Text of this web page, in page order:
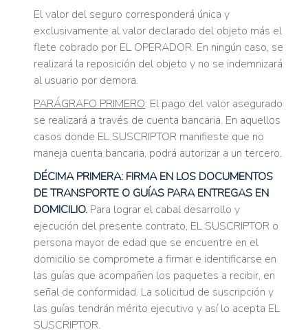
El valor del seguro corresponderá única y
exclusivamente al valor declarado del objeto más el
flete cobrado por EL OPERADOR. En ningún caso, se
realizará la reposición del objeto y no se indemnizará
al usuario por demora.
PARÁGRAFO PRIMERO: El pago del valor asegurado
se realizará a través de cuenta bancaria. En aquellos
casos donde EL SUSCRIPTOR manifieste que no
maneja cuenta bancaria, podrá autorizar a un tercero.
DÉCIMA PRIMERA: FIRMA EN LOS DOCUMENTOS
DE TRANSPORTE O GUÍAS PARA ENTREGAS EN
DOMICILIO. Para lograr el cabal desarrollo y
ejecución del presente contrato, EL SUSCRIPTOR o
persona mayor de edad que se encuentre en el
domicilio se compromete a firmar e identificarse en
las guías que acompañen los paquetes a recibir, en
señal de conformidad. La solicitud de suscripción y
las guías tendrán mérito ejecutivo y así lo acepta EL
SUSCRIPTOR.